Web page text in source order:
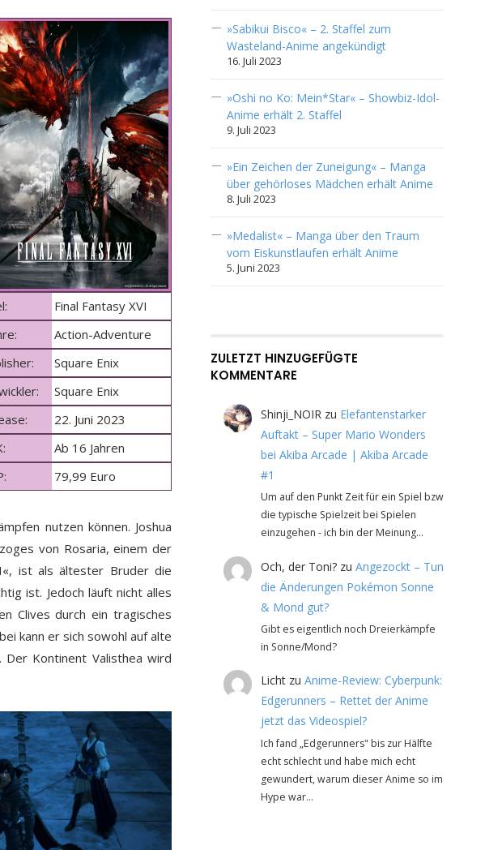
Final Fantasy XVI
Action-Adventure
Square Enix
Square Enix
22. Juni 2023
Ab 16 Jahren
79,99 Euro
nutzen können. Joshua
von Rosaria, einem der
ist als ältester Bruder die
ist. Jedoch läuft nicht alles
Clives durch ein tragisches
kann er sich sowohl auf alte
Der Kontinent Valisthea wird
»Sabikui Bisco« – 2. Staffel zum
Wasteland-Anime angekündigt
16. Juli 2023
»Oshi no Ko: Mein*Star« – Showbiz-Idol-
Anime erhält 2. Staffel
9. Juli 2023
»Ein Zeichen der Zuneigung« – Manga
über gehörloses Mädchen erhält Anime
8. Juli 2023
»Medalist« – Manga über den Traum
vom Eiskunstlaufen erhält Anime
5. Juni 2023
ZULETZT HINZUGEFÜGTE
KOMMENTARE
Shinji_NOIRzu Elefantenstarker
Auftakt – Super Mario Wonders
bei Akiba Arcade | Akiba Arcade
#1
Um auf den Punkt Zeit für ein Spiel bzw
die typische Spielzeit bei Spielen
einzugehen - ich bin der Meinung…
Och, der Toni?zu Angezockt – Tun
die Änderungen Pokémon Sonne
& Mond gut?
Gibt es eigentlich noch Dreierkämpfe
in Sonne/Mond?
Lichtzu Anime-Review: Cyberpunk:
Edgerunners – Rettet der Anime
jetzt das Videospiel?
Ich fand „Edgerunners" bis zur Hälfte
echt schlecht und habe mich echt
gewundert, warum dieser Anime so im
Hype war…